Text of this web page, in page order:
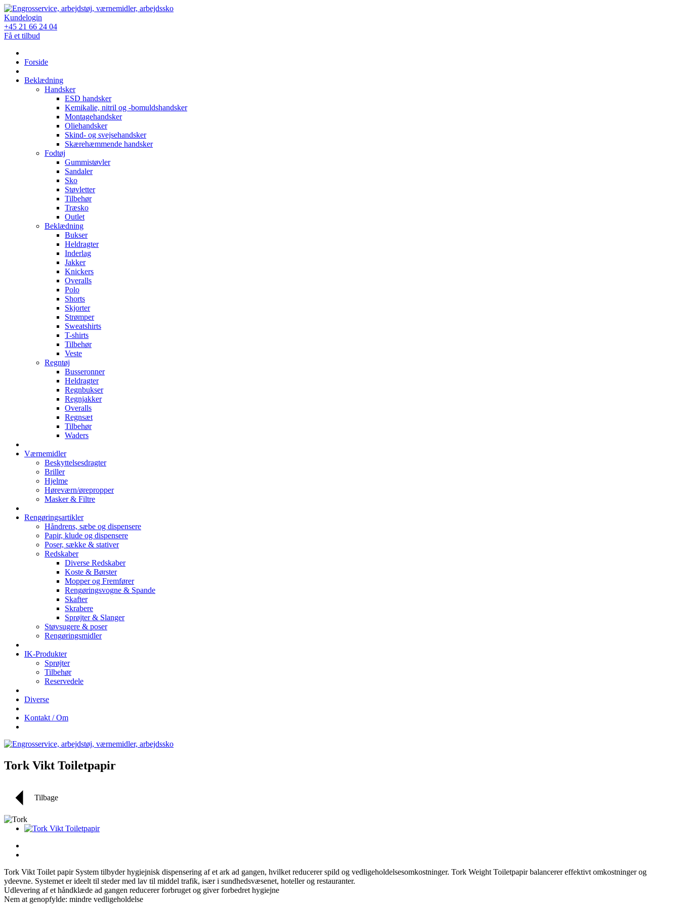
Skip
to
content
Kundelogin
+45 21 66 24 04
Få et tilbud
Forside
Beklædning
Handsker
ESD handsker
Kemikalie, nitril og -bomuldshandsker
Montagehandsker
Oliehandsker
Skind- og svejsehandsker
Skærehæmmende handsker
Fodtøj
Gummistøvler
Sandaler
Sko
Støvletter
Tilbehør
Træsko
Outlet
Beklædning
Bukser
Heldragter
Inderlag
Jakker
Knickers
Overalls
Polo
Shorts
Skjorter
Strømper
Sweatshirts
T-shirts
Tilbehør
Veste
Regntøj
Busseronner
Heldragter
Regnbukser
Regnjakker
Overalls
Regnsæt
Tilbehør
Waders
Værnemidler
Beskyttelsesdragter
Briller
Hjelme
Høreværn/ørepropper
Masker & Filtre
Rengøringsartikler
Håndrens, sæbe og dispensere
Papir, klude og dispensere
Poser, sække & stativer
Redskaber
Diverse Redskaber
Koste & Børster
Mopper og Fremfører
Rengøringsvogne & Spande
Skafter
Skrabere
Sprøjter & Slanger
Støvsugere & poser
Rengøringsmidler
IK-Produkter
Sprøjter
Tilbehør
Reservedele
Diverse
Kontakt / Om
Tork Vikt Toiletpapir
Tilbage
Tork Vikt Toilet papir System tilbyder hygiejnisk dispensering af et ark ad gangen, hvilket reducerer spild og vedligeholdelsesomkostninger. Tork Weight Toiletpapir balancerer effektivt omkostninger og
ydeevne. Systemet er ideelt til steder med lav til middel trafik, især i sundhedsvæsenet, hoteller og restauranter.
Udlevering af et håndklæde ad gangen reducerer forbruget og giver forbedret hygiejne
Nem at genopfylde: mindre vedligeholdelse